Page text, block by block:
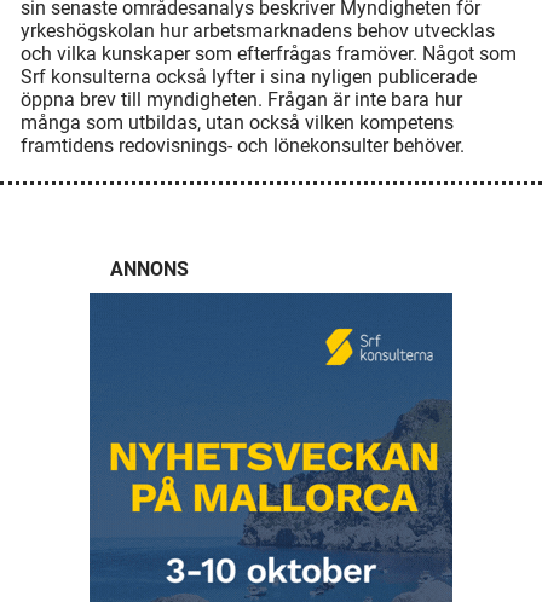
sin senaste områdesanalys beskriver Myndigheten för
yrkeshögskolan hur arbetsmarknadens behov utvecklas
och vilka kunskaper som efterfrågas framöver. Något som
Srf konsulterna också lyfter i sina nyligen publicerade
öppna brev till myndigheten. Frågan är inte bara hur
många som utbildas, utan också vilken kompetens
framtidens redovisnings- och lönekonsulter behöver.
ANNONS